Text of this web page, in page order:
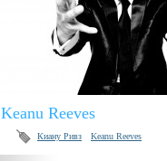
Keanu Reeves
Киану Ривз Keanu Reeves